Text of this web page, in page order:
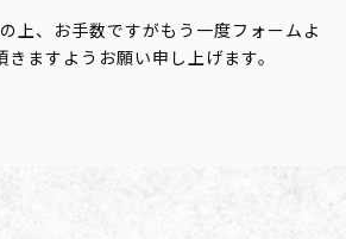
上、お手数ですがもう一度フォームよ
きますようお願い申し上げます。